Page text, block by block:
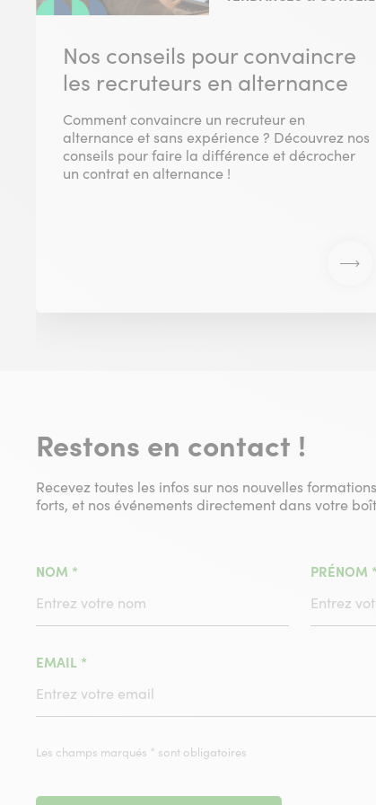
Nos conseils pour convaincre
les recruteurs en alternance
Comment convaincre un recruteur en
alternance et sans expérience ? Découvrez nos
conseils pour faire la différence et décrocher
un contrat en alternance !
Restons en contact !
Recevez toutes les infos sur nos nouvelles
forts, et nos événements directement dans votre
NOM * PRÉNOM *
EMAIL *
Les champs marqués * sont obligatoires